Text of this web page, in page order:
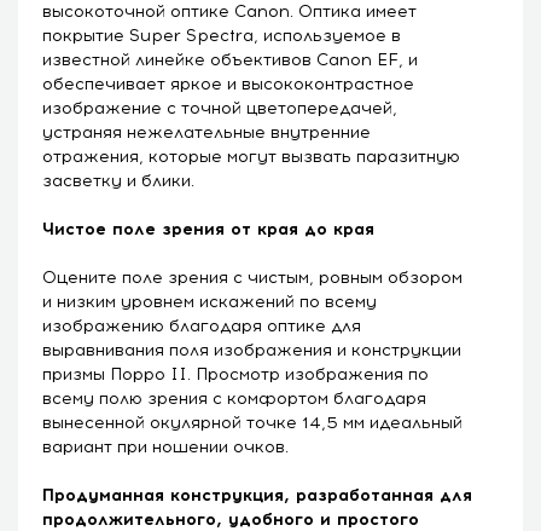
высокоточной оптике Canon. Оптика имеет
покрытие Super Spectra, используемое в
известной линейке объективов Canon EF, и
обеспечивает яркое и высококонтрастное
изображение с точной цветопередачей,
устраняя нежелательные внутренние
отражения, которые могут вызвать паразитную
засветку и блики.
Чистое поле зрения от края до края
Оцените поле зрения с чистым, ровным обзором
и низким уровнем искажений по всему
изображению благодаря оптике для
выравнивания поля изображения и конструкции
призмы Порро II. Просмотр изображения по
всему полю зрения с комфортом благодаря
вынесенной окулярной точке 14,5 мм идеальный
вариант при ношении очков.
Продуманная конструкция, разработанная для
продолжительного, удобного и простого